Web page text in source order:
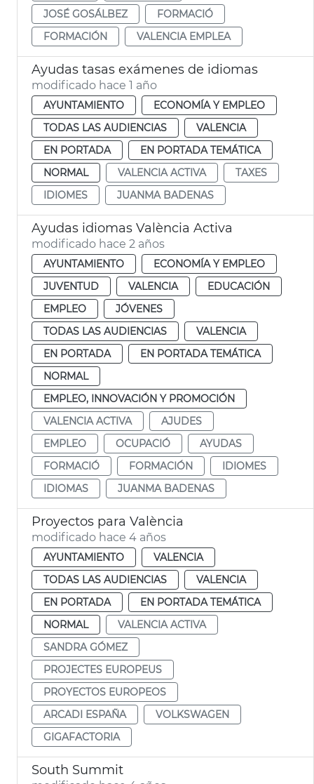
JOSÉ GOSÁLBEZ
FORMACIÓ
FORMACIÓN
VALENCIA EMPLEA
Ayudas tasas exámenes de idiomas
modificado hace 1 año
AYUNTAMIENTO
ECONOMÍA Y EMPLEO
TODAS LAS AUDIENCIAS
VALENCIA
EN PORTADA
EN PORTADA TEMÁTICA
NORMAL
VALENCIA ACTIVA
TAXES
IDIOMES
JUANMA BADENAS
Ayudas idiomas València Activa
modificado hace 2 años
AYUNTAMIENTO
ECONOMÍA Y EMPLEO
JUVENTUD
VALENCIA
EDUCACIÓN
EMPLEO
JÓVENES
TODAS LAS AUDIENCIAS
VALENCIA
EN PORTADA
EN PORTADA TEMÁTICA
NORMAL
EMPLEO, INNOVACIÓN Y PROMOCIÓN
VALENCIA ACTIVA
AJUDES
EMPLEO
OCUPACIÓ
AYUDAS
FORMACIÓ
FORMACIÓN
IDIOMES
IDIOMAS
JUANMA BADENAS
Proyectos para València
modificado hace 4 años
AYUNTAMIENTO
VALENCIA
TODAS LAS AUDIENCIAS
VALENCIA
EN PORTADA
EN PORTADA TEMÁTICA
NORMAL
VALENCIA ACTIVA
SANDRA GÓMEZ
PROJECTES EUROPEUS
PROYECTOS EUROPEOS
ARCADI ESPAÑA
VOLKSWAGEN
GIGAFACTORIA
South Summit